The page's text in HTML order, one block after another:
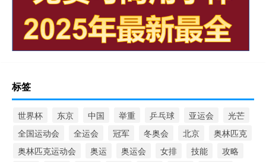
标签
世界杯 东京 中国 举重 乒乓球 亚运会
光芒
全国运动会
全运会 冠军 冬奥会 北京
奥林匹克
奥林匹克运动会
奥运 奥运会 女排 技能
攻略